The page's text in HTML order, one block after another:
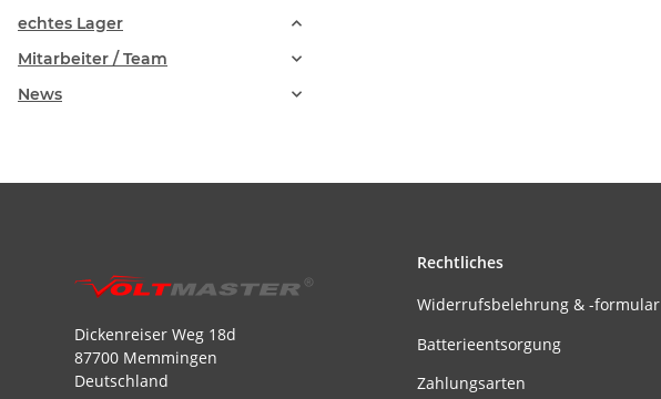
echtes Lager
Mitarbeiter / Team
News
Dickenreiser Weg 18d
87700 Memmingen
Deutschland
Rechtliches
Widerrufsbelehrung & -formular
Batterieentsorgung
Zahlungsarten